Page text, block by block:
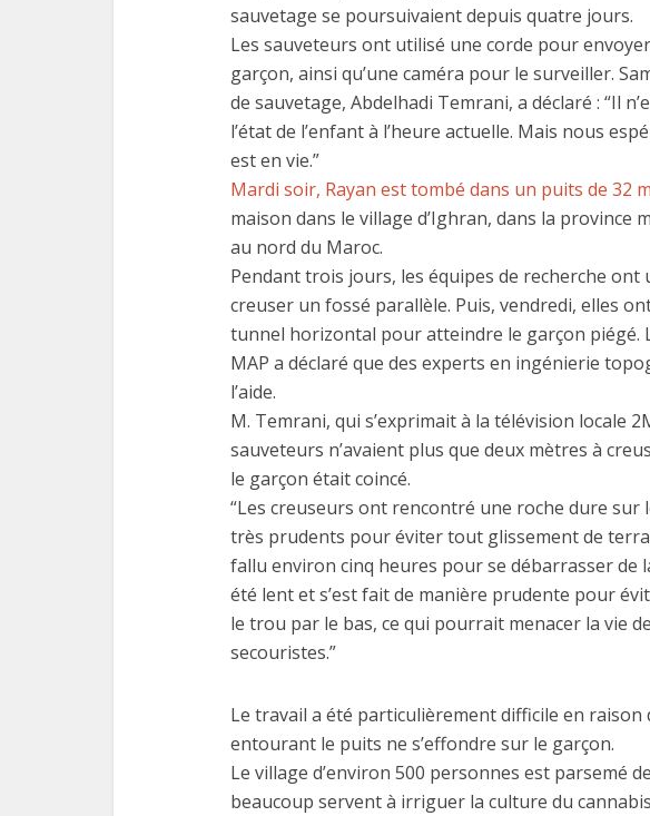
sauvetage se poursuivaient depuis quatre jours.
Les sauveteurs ont utilisé une corde pour envoyer
garçon, ainsi qu’une caméra pour le surveiller.
de sauvetage, Abdelhadi Temrani, a déclaré : “Il
l’état de l’enfant à l’heure actuelle. Mais nous
est en vie.”
Mardi soir, Rayan est tombé dans un puits de 32
maison dans le village d’Ighran, dans la province
au nord du Maroc.
Pendant trois jours, les équipes de recherche
creuser un fossé parallèle. Puis, vendredi, elles
tunnel horizontal pour atteindre le garçon piégé.
MAP a déclaré que des experts en ingénierie
l’aide.
M. Temrani, qui s’exprimait à la télévision locale
sauveteurs n’avaient plus que deux mètres à
le garçon était coincé.
“Les creuseurs ont rencontré une roche dure sur
très prudents pour éviter tout glissement de
fallu environ cinq heures pour se débarrasser de
été lent et s’est fait de manière prudente pour
le trou par le bas, ce qui pourrait menacer la vie
secouristes.”
Le travail a été particulièrement difficile en raison
entourant le puits ne s’effondre sur le garçon.
Le village d’environ 500 personnes est parsemé
beaucoup servent à irriguer la culture du